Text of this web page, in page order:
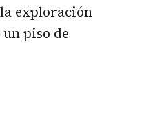
exploración
piso de